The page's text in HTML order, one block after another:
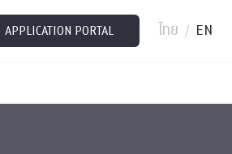
APPLICATION PORTAL ไทย / EN